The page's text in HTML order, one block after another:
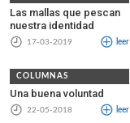
Las mallas que pescan
nuestra identidad
17-03-2019 leer
COLUMNAS
Una buena voluntad
22-05-2018 leer